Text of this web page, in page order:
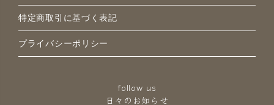
特定商取引に基づく表記
プライバシーポリシー
follow us
日々のお知らせ